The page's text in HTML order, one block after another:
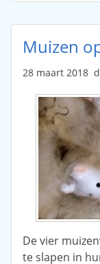
Muizen
28 maart 2018
De vier
te slapen in